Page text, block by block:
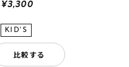
¥3,300
比較する